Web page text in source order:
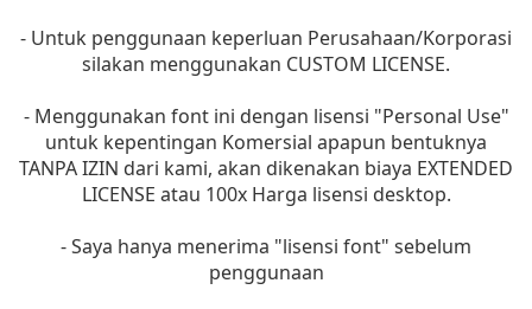
- Untuk penggunaan keperluan Perusahaan/Korporasi
silakan menggunakan CUSTOM LICENSE.
- Menggunakan font ini dengan lisensi "Personal Use"
untuk kepentingan Komersial apapun bentuknya
TANPA IZIN dari kami, akan dikenakan biaya EXTENDED
LICENSE atau 100x Harga lisensi desktop.
- Saya hanya menerima "lisensi font" sebelum
penggunaan